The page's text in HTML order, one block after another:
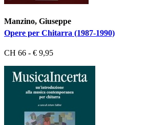
Manzino, Giuseppe
Opere per Chitarra (1987-1990)
CH 66 - € 9,95